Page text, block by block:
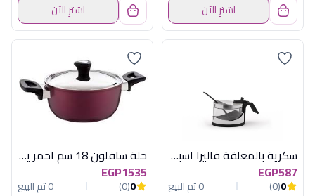
اشترِ الآن
اشترِ الآن
سكرية بالمعلقة فاليرا اسبانى
EGP587
0
(0)
0 تم البيع
حلة سافلون 18 سم احمر يد ستيل
EGP1535
0
(0)
0 تم البيع